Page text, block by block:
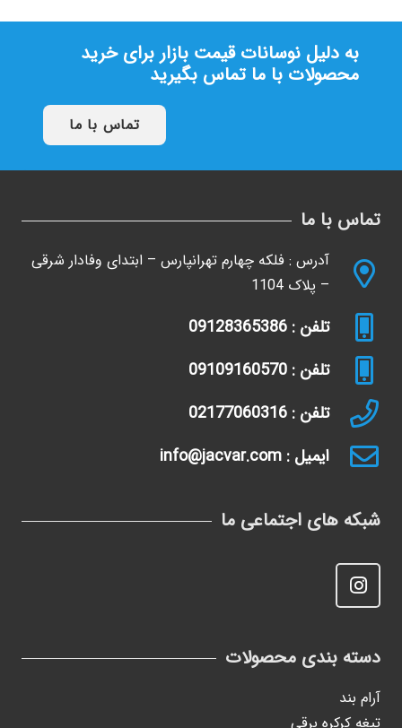
به دلیل نوسانات قیمت بازار برای خرید
محصولات با ما تماس بگیرید
تماس با ما
تماس با ما
آدرس : فلکه چهارم تهرانپارس – ابتدای وفادار شرقی
– پلاک 1104
تلفن : 09128365386
تلفن : 09109160570
تلفن : 02177060316
ایمیل : info@jacvar.com
شبکه های اجتماعی ما
دسته بندی محصولات
آرام بند
تیغه کرکره برقی